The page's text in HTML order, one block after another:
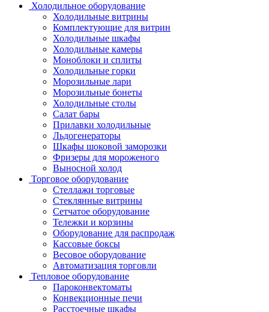
Холодильное оборудование
Холодильные витрины
Комплектующие для витрин
Холодильные шкафы
Холодильные камеры
Моноблоки и сплиты
Холодильные горки
Морозильные лари
Морозильные бонеты
Холодильные столы
Салат бары
Прилавки холодильные
Льдогенераторы
Шкафы шоковой заморозки
Фризеры для мороженого
Выносной холод
Торговое оборудование
Стеллажи торговые
Стеклянные витрины
Сетчатое оборудование
Тележки и корзины
Оборудование для распродаж
Кассовые боксы
Весовое оборудование
Автоматизация торговли
Тепловое оборудование
Пароконвектоматы
Конвекционные печи
Расстоечные шкафы